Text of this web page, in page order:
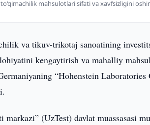
mahsulotlari sifati va xavfsizligini
va tikuv-trikotaj sanoatining
kengaytirish va mahalliy
“Hohenstein
(UzTest) davlat muassasasi